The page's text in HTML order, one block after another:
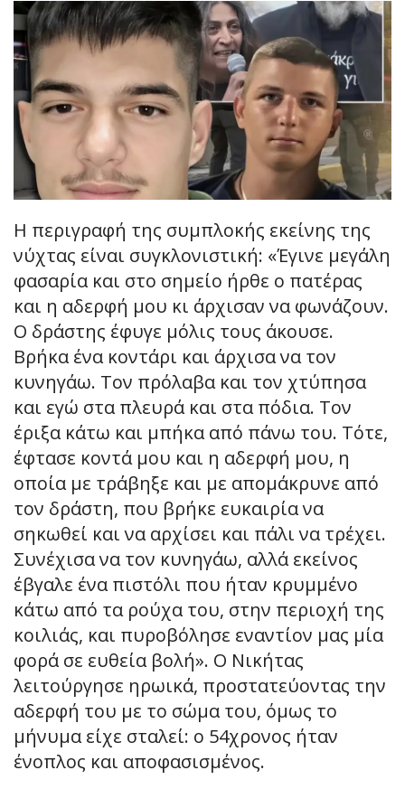
Η περιγραφή της συμπλοκής εκείνης της
νύχτας είναι συγκλονιστική: «Έγινε μεγάλη
φασαρία και στο σημείο ήρθε ο πατέρας
και η αδερφή μου κι άρχισαν να φωνάζουν.
Ο δράστης έφυγε μόλις τους άκουσε.
Βρήκα ένα κοντάρι και άρχισα να τον
κυνηγάω. Τον πρόλαβα και τον χτύπησα
και εγώ στα πλευρά και στα πόδια. Τον
έριξα κάτω και μπήκα από πάνω του. Τότε,
έφτασε κοντά μου και η αδερφή μου, η
οποία με τράβηξε και με απομάκρυνε από
τον δράστη, που βρήκε ευκαιρία να
σηκωθεί και να αρχίσει και πάλι να τρέχει.
Συνέχισα να τον κυνηγάω, αλλά εκείνος
έβγαλε ένα πιστόλι που ήταν κρυμμένο
κάτω από τα ρούχα του, στην περιοχή της
κοιλιάς, και πυροβόλησε εναντίον μας μία
φορά σε ευθεία βολή». Ο Νικήτας
λειτούργησε ηρωικά, προστατεύοντας την
αδερφή του με το σώμα του, όμως το
μήνυμα είχε σταλεί: ο 54χρονος ήταν
ένοπλος και αποφασισμένος.